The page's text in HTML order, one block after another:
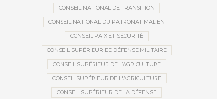
CONSEIL NATIONAL DE TRANSITION
CONSEIL NATIONAL DU PATRONAT MALIEN
CONSEIL PAIX ET SÉCURITÉ
CONSEIL SUPÉRIEUR DE DÉFENSE MILITAIRE
CONSEIL SUPÉRIEUR DE L’AGRICULTURE
CONSEIL SUPÉRIEUR DE L'AGRICULTURE
CONSEIL SUPÉRIEUR DE LA DÉFENSE